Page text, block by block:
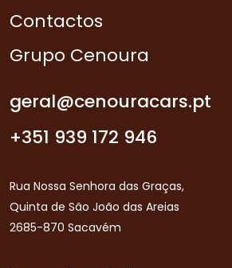
Contactos
Grupo Cenoura
geral@cenouracars.pt
+351 939 172 946
Rua Nossa Senhora das Graças,
Quinta de São João das Areias
2685-870 Sacavém